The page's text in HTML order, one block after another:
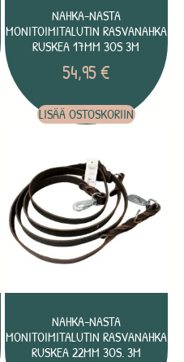
NAHKA-NASTA
MONITOIMITALUTIN RASVANAHKA
RUSKEA 17MM 3OS 3M
54,95€
LISÄÄ OSTOSKORIIN
NAHKA-NASTA
MONITOIMITALUTIN RASVANAHKA
RUSKEA 22MM 3OS. 3M